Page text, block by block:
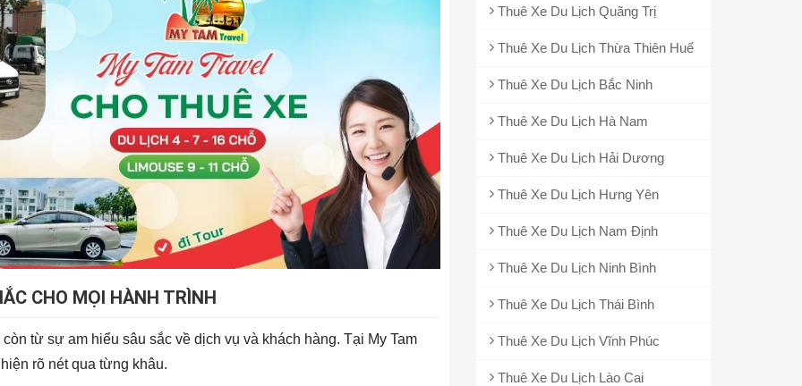
CHO MỌI HÀNH TRÌNH
từ sự am hiểu sâu sắc về dịch vụ và khách hàng. Tại My Tam
rõ nét qua từng khâu.
Thuê Xe Du Lịch Quãng Trị
Thuê Xe Du Lịch Thừa Thiên Huế
Thuê Xe Du Lịch Bắc Ninh
Thuê Xe Du Lịch Hà Nam
Thuê Xe Du Lịch Hải Dương
Thuê Xe Du Lịch Hưng Yên
Thuê Xe Du Lịch Nam Định
Thuê Xe Du Lịch Ninh Bình
Thuê Xe Du Lịch Thái Bình
Thuê Xe Du Lịch Vĩnh Phúc
Thuê Xe Du Lịch Lào Cai